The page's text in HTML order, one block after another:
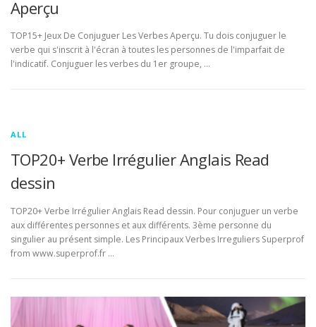
Aperçu
TOP15+ Jeux De Conjuguer Les Verbes Aperçu. Tu dois conjuguer le
verbe qui s'inscrit à l'écran à toutes les personnes de l'imparfait de
l'indicatif. Conjuguer les verbes du 1er groupe, …
ALL
TOP20+ Verbe Irrégulier Anglais Read
dessin
TOP20+ Verbe Irrégulier Anglais Read dessin. Pour conjuguer un verbe
aux différentes personnes et aux différents. 3ème personne du
singulier au présent simple. Les Principaux Verbes Irreguliers Superprof
from www.superprof.fr …